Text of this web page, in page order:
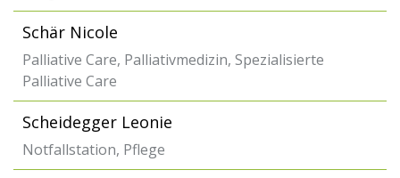
Schär Nicole
Palliative Care, Palliativmedizin, Spezialisierte
Palliative Care
Scheidegger Leonie
Notfallstation, Pflege